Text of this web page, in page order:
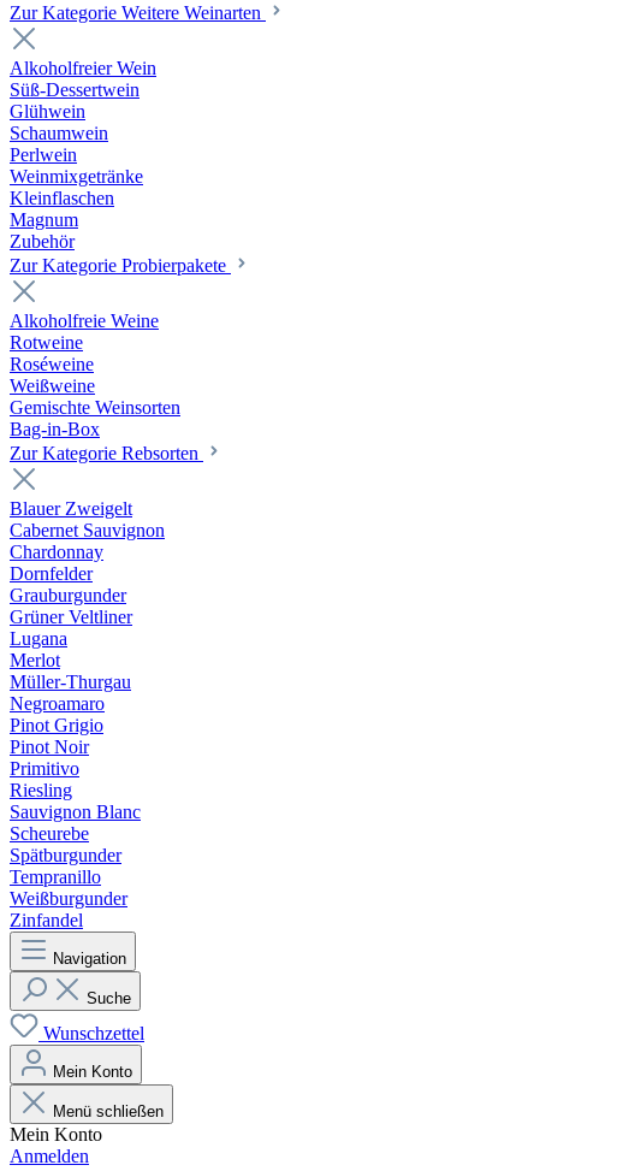
Zur Kategorie Weitere Weinarten
Alkoholfreier Wein
Süß-Dessertwein
Glühwein
Schaumwein
Perlwein
Weinmixgetränke
Kleinflaschen
Magnum
Zubehör
Zur Kategorie Probierpakete
Alkoholfreie Weine
Rotweine
Roséweine
Weißweine
Gemischte Weinsorten
Bag-in-Box
Zur Kategorie Rebsorten
Blauer Zweigelt
Cabernet Sauvignon
Chardonnay
Dornfelder
Grauburgunder
Grüner Veltliner
Lugana
Merlot
Müller-Thurgau
Negroamaro
Pinot Grigio
Pinot Noir
Primitivo
Riesling
Sauvignon Blanc
Scheurebe
Spätburgunder
Tempranillo
Weißburgunder
Zinfandel
Navigation
Suche
Wunschzettel
Mein Konto
Menü schließen
Mein Konto
Anmelden